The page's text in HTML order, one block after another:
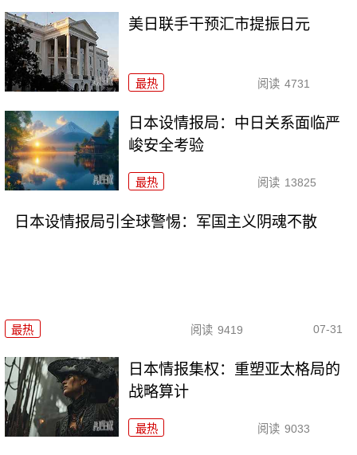
美日联手干预汇市提振日元
最热 阅读 4731
日本设情报局：中日关系面临严
峻安全考验
最热 阅读 13825
日本设情报局引全球警惕：军国主义阴魂不散
最热 阅读 9419 07-31
日本情报集权：重塑亚太格局的
战略算计
最热 阅读 9033